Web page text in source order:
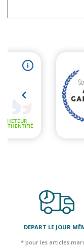
DEPART LE JOUR
* pour les articles